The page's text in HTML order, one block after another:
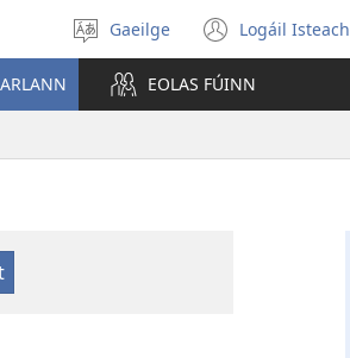
Roghnaigh
teanga
Gaeilge Logáil Isteach
(opens
new
EOLAS FÚINN